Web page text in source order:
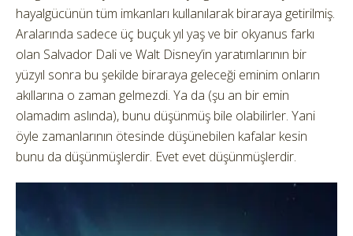
hayalgücünün tüm imkanları kullanılarak biraraya getirilmiş.
Aralarında sadece üç buçuk yıl yaş ve bir okyanus farkı
olan Salvador Dali ve Walt Disney’in yaratımlarının bir
yüzyıl sonra bu şekilde biraraya geleceği eminim onların
akıllarına o zaman gelmezdi. Ya da (şu an bir emin
olamadım aslında), bunu düşünmüş bile olabilirler. Yani
öyle zamanlarının ötesinde düşünebilen kafalar kesin
bunu da düşünmüşlerdir. Evet evet düşünmüşlerdir.